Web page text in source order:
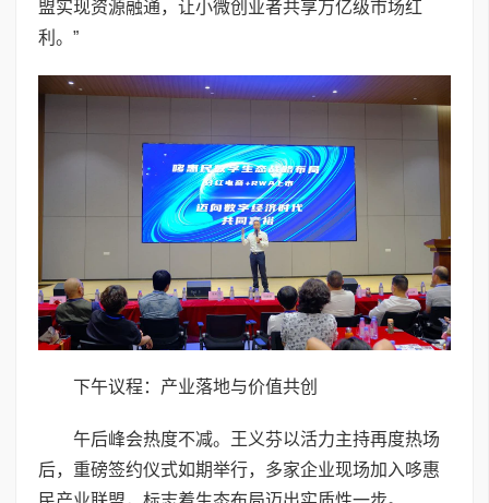
盟实现资源融通，让小微创业者共享万亿级市场红
利。”
下午议程：产业落地与价值共创
午后峰会热度不减。王义芬以活力主持再度热场
后，重磅签约仪式如期举行，多家企业现场加入哆惠